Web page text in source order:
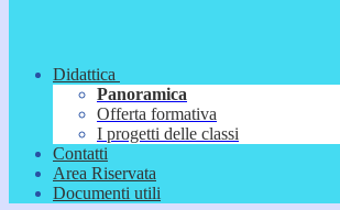
Didattica
Panoramica
Offerta formativa
I progetti delle classi
Contatti
Area Riservata
Documenti utili